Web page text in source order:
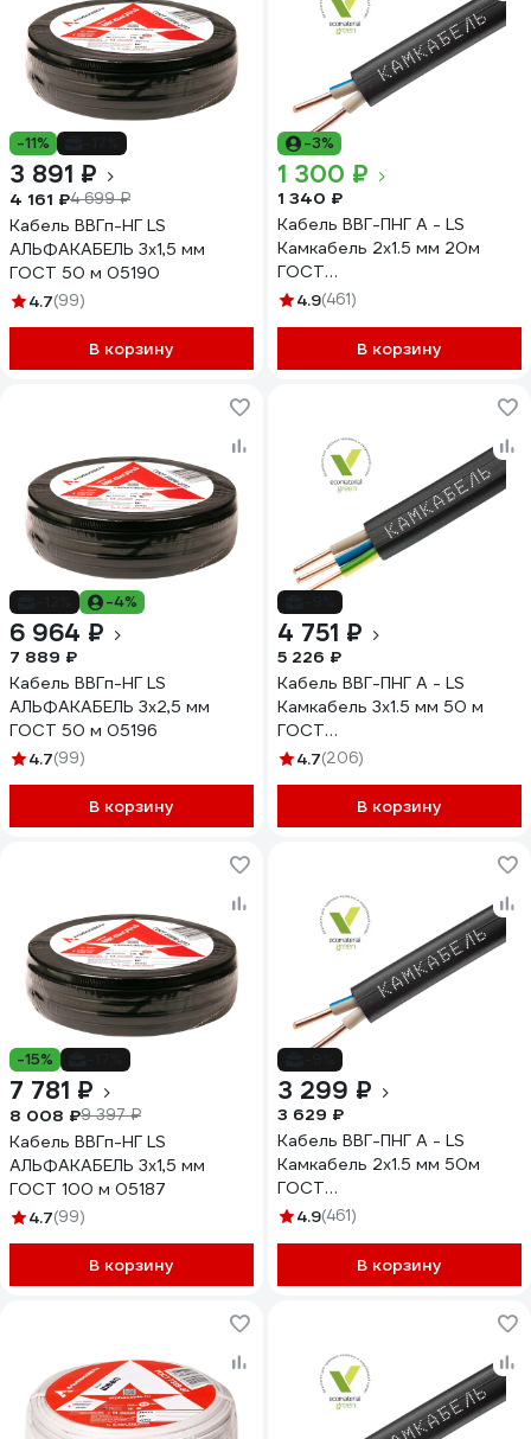
-11%
3 891 ₽
4 161 ₽4 699 ₽
Кабель ВВГп-НГ LS
АЛЬФАКАБЕЛЬ 3х1,5 мм
ГОСТ 50 м 05190
4.7(99)
В корзину
-3%
1 300 ₽
1 340 ₽
Кабель ВВГ-ПНГ А - LS
Камкабель 2x1.5 мм 20м
ГОСТ
1157К20FD00070А0020М
4.9(461)
В корзину
-4%
6 964 ₽
7 889 ₽
Кабель ВВГп-НГ LS
АЛЬФАКАБЕЛЬ 3х2,5 мм
ГОСТ 50 м 05196
4.7(99)
В корзину
4 751 ₽
5 226 ₽
Кабель ВВГ-ПНГ А - LS
Камкабель 3x1.5 мм 50 м
ГОСТ
1157К30FG00070А0050М
4.7(206)
В корзину
-15%
7 781 ₽
8 008 ₽9 397 ₽
Кабель ВВГп-НГ LS
АЛЬФАКАБЕЛЬ 3х1,5 мм
ГОСТ 100 м 05187
4.7(99)
В корзину
3 299 ₽
3 629 ₽
Кабель ВВГ-ПНГ А - LS
Камкабель 2x1.5 мм 50м
ГОСТ
1157К20FD00070А0050М
4.9(461)
В корзину